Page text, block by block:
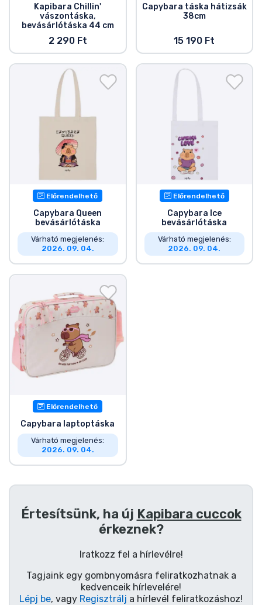
Kapibara Chillin'
vászontáska,
bevásárlótáska 44 cm
2 290 Ft
Capybara táska hátizsák
38cm
15 190 Ft
Előrendelhető
Capybara Queen
bevásárlótáska
Várható megjelenés:
2026. 09. 04.
Előrendelhető
Capybara Ice
bevásárlótáska
Várható megjelenés:
2026. 09. 04.
Előrendelhető
Capybara laptoptáska
Várható megjelenés:
2026. 09. 04.
Értesítsünk, ha új Kapibara cuccok
érkeznek?
Iratkozz fel a hírlevélre!
Tagjaink egy gombnyomásra feliratkozhatnak a
kedvenceik hírlevelére!
Lépj be, vagy Regisztrálj a hírlevél feliratkozáshoz!
Zenés cuccok
Terméktípusok
Márkák